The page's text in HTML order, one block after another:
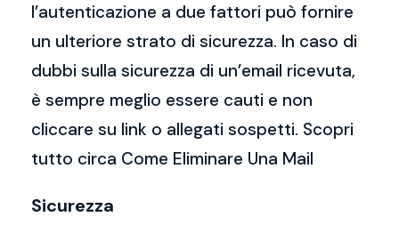
l’autenticazione a due fattori può fornire
un ulteriore strato di sicurezza. In caso di
dubbi sulla sicurezza di un’email ricevuta,
è sempre meglio essere cauti e non
cliccare su link o allegati sospetti. Scopri
tutto circa Come Eliminare Una Mail
Sicurezza